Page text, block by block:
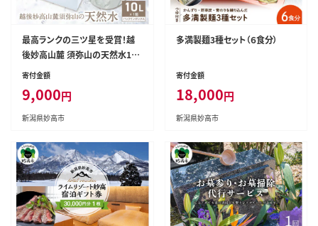
最高ランクの三ツ星を受賞！越
後妙高山麓 須弥山の天然水10L
バックインボックス
寄付金額
9,000円
新潟県妙高市
多満製麺3種セット（６食分）
寄付金額
18,000円
新潟県妙高市